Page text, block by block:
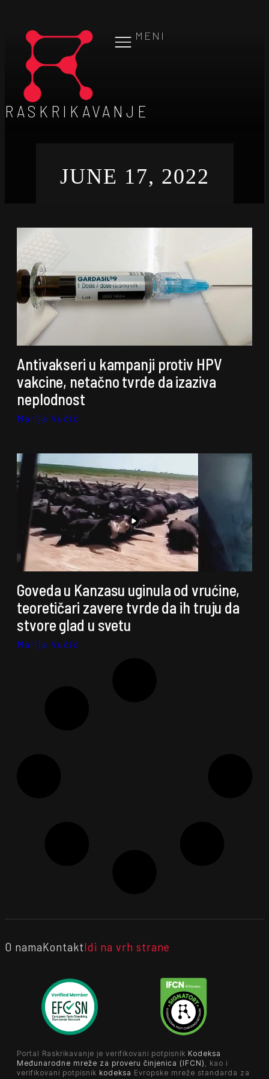
MENI
RASKRIKAVANJE
JUNE 17, 2022
Antivakseri u kampanji protiv HPV
vakcine, netačno tvrde da izaziva
neplodnost
Marija Vučić
Goveda u Kanzasu uginula od vrućine,
teoretičari zavere tvrde da ih truju da
stvore glad u svetu
Marija Vučić
O namaKontaktIdi na vrh strane
Portal Raskrikavanje je verifikovani potpisnik Kodeksa
Međunarodne mreže za proveru činjenica (IFCN) , kao i
verifikovani potpisnik kodeksa Evropske mreže standarda za